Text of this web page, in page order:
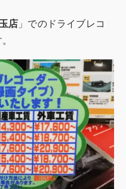
店 」でのドライブレコ